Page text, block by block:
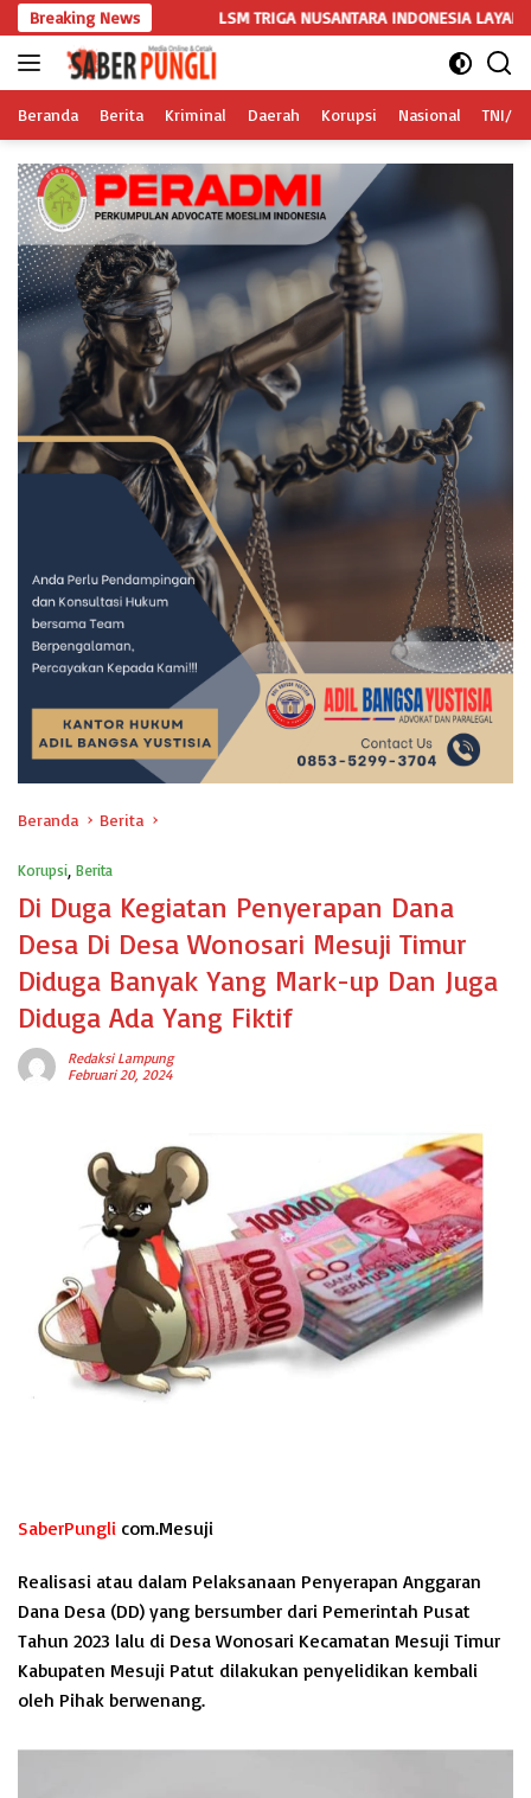
Langsung
ke
konten
Breaking News
LSM TRIGA NUSANTARA INDONESIA LAYANGKAN SOMASI
Beranda Berita Kriminal Daerah Korupsi Nasional TNI/
Beranda Berita
Korupsi Berita
Di Duga Kegiatan Penyerapan Dana
Desa Di Desa Wonosari Mesuji Timur
Diduga Banyak Yang Mark-up Dan Juga
Diduga Ada Yang Fiktif
Redaksi Lampung
Februari 20, 2024
SaberPungli com.Mesuji
Realisasi atau dalam Pelaksanaan Penyerapan Anggaran
Dana Desa (DD) yang bersumber dari Pemerintah Pusat
Tahun 2023 lalu di Desa Wonosari Kecamatan Mesuji Timur
Kabupaten Mesuji Patut dilakukan penyelidikan kembali
oleh Pihak berwenang.